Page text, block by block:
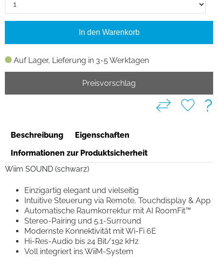
Auf Lager, Lieferung in 3-5 Werktagen
In den Warenkorb
Preisvorschlag
?
Beschreibung
Eigenschaften
Informationen zur Produktsicherheit
Wiim SOUND (schwarz)
Einzigartig elegant und vielseitig
Intuitive Steuerung via Remote, Touchdisplay & App
Automatische Raumkorrektur mit AI RoomFit™
Stereo-Pairing und 5.1-Surround
Modernste Konnektivität mit Wi-Fi 6E
Hi-Res-Audio bis 24 Bit/192 kHz
Voll integriert ins WiiM-System